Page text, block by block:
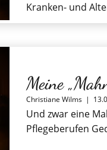
Kranken- und
Meine
Christiane Wilms |
Und zwar eine
Pflegeberufen